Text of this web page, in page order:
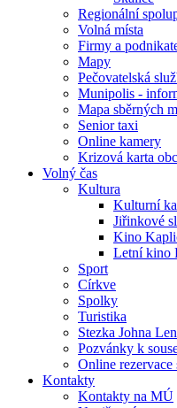
Regionální
Volná místa
Firmy a
Mapy
Pečovatelská
Munipolis -
Mapa sběrných
Senior taxi
Online kamery
Krizová karta
Volný čas
Kultura
Kulturní
Jiřinkové
Kino
Letní kino
Sport
Církve
Spolky
Turistika
Stezka Johna
Pozvánky k
Online
Kontakty
Kontakty na MÚ